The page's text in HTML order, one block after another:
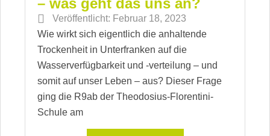
Veröffentlicht: Februar 18, 2023
Wie wirkt sich eigentlich die anhaltende
Trockenheit in Unterfranken auf die
Wasserverfügbarkeit und -verteilung – und
somit auf unser Leben – aus? Dieser Frage
ging die R9ab der Theodosius-Florentini-
Schule am